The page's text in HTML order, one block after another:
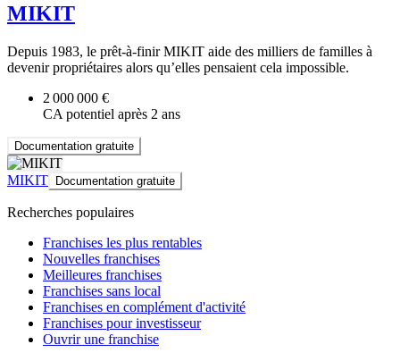
MIKIT
Depuis 1983, le prêt-à-finir MIKIT aide des milliers de familles à
devenir propriétaires alors qu’elles pensaient cela impossible.
2 000 000 €
CA potentiel après 2 ans
Documentation gratuite
MIKIT Documentation gratuite
Recherches populaires
Franchises les plus rentables
Nouvelles franchises
Meilleures franchises
Franchises sans local
Franchises en complément d'activité
Franchises pour investisseur
Ouvrir une franchise